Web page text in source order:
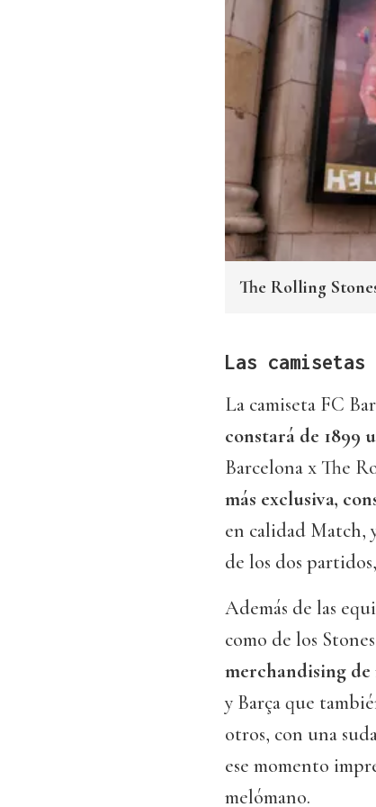
The Rolling
Las
La camiseta FC
constará de 1899
Barcelona x The
más exclusiva,
en calidad Match,
de los dos
Además de las
como de los Stones
merchandising de
y Barça que
otros, con una
ese momento
melómano.